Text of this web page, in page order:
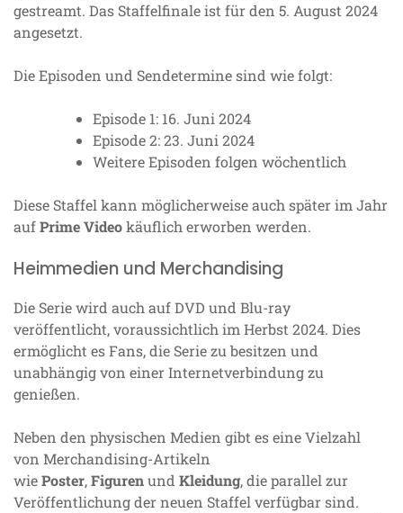
gestreamt. Das Staffelfinale ist für den 5. August 2024
angesetzt.
Die Episoden und Sendetermine sind wie folgt:
Episode 1: 16. Juni 2024
Episode 2: 23. Juni 2024
Weitere Episoden folgen wöchentlich
Diese Staffel kann möglicherweise auch später im Jahr
aufPrime Videokäuflich erworben werden.
Heimmedien und Merchandising
Die Serie wird auch auf DVD und Blu-ray
veröffentlicht, voraussichtlich im Herbst 2024. Dies
ermöglicht es Fans, die Serie zu besitzen und
unabhängig von einer Internetverbindung zu
genießen.
Neben den physischen Medien gibt es eine Vielzahl
von Merchandising-Artikeln
wiePoster,Figurenund Kleidung, die parallel zur
Veröffentlichung der neuen Staffel verfügbar sind.